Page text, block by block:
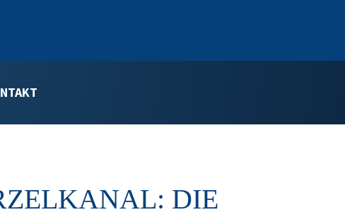
DIE